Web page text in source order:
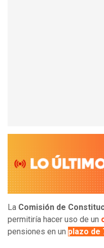
La Comisión de
permitiría hacer uso de un
pensiones en un plazo de